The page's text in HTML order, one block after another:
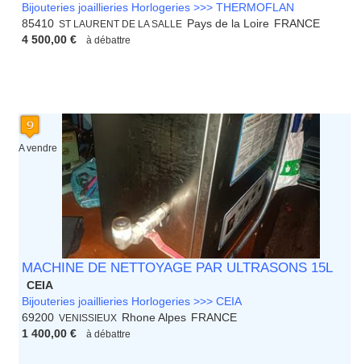
Bijouteries joaillieries Horlogeries >>> THERMOFLAN
85410 ST LAURENT DE LA SALLE Pays de la Loire FRANCE
4 500,00 €
à débattre
A vendre
MACHINE DE NETTOYAGE PAR ULTRASONS 15L
CEIA
Bijouteries joaillieries Horlogeries >>> CEIA
69200 VENISSIEUX Rhone Alpes FRANCE
1 400,00 €
à débattre